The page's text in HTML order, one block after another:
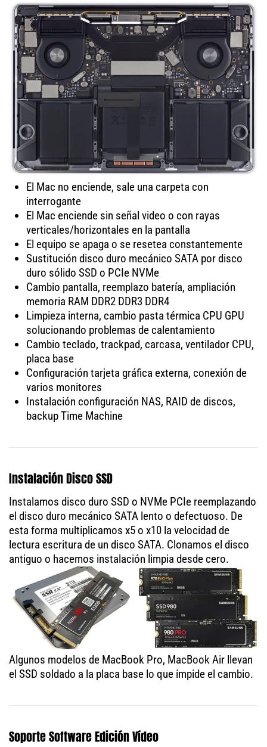
El Mac no enciende, sale una carpeta con
interrogante
El Mac enciende sin señal video o con rayas
verticales/horizontales en la pantalla
El equipo se apaga o se resetea constantemente
Sustitución disco duro mecánico SATA por disco
duro sólido SSD o PCIe NVMe
Cambio pantalla, reemplazo batería, ampliación
memoria RAM DDR2 DDR3 DDR4
Limpieza interna, cambio pasta térmica CPU GPU
solucionando problemas de calentamiento
Cambio teclado, trackpad, carcasa, ventilador CPU,
placa base
Configuración tarjeta gráfica externa, conexión de
varios monitores
Instalación configuración NAS, RAID de discos,
backup Time Machine
Instalación Disco SSD
Instalamos disco duro SSD o NVMe PCIe reemplazando
el disco duro mecánico SATA lento o defectuoso. De
esta forma multiplicamos x5 o x10 la velocidad de
lectura escritura de un disco SATA. Clonamos el disco
antiguo o hacemos instalación limpia desde cero.
Algunos modelos de MacBook Pro, MacBook Air llevan
el SSD soldado a la placa base lo que impide el cambio.
Soporte Software Edición Vídeo